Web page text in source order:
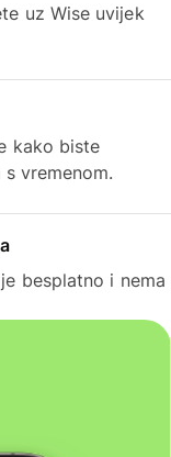
uz Wise uvijek
kako biste
vremenom.
besplatno i nema